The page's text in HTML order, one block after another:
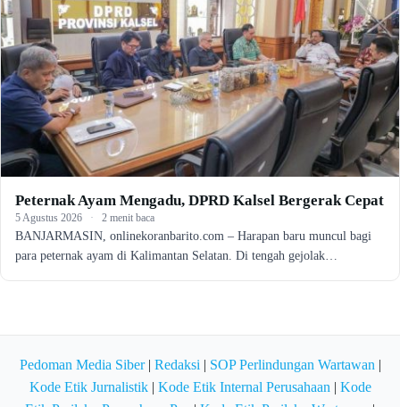
Peternak Ayam Mengadu, DPRD Kalsel Bergerak Cepat
5 Agustus 2026 · 2 menit baca
BANJARMASIN, onlinekoranbarito.com – Harapan baru muncul bagi
para peternak ayam di Kalimantan Selatan. Di tengah gejolak…
Pedoman Media Siber| Redaksi | SOP Perlindungan Wartawan |
Kode Etik Jurnalistik| Kode Etik Internal Perusahaan | Kode